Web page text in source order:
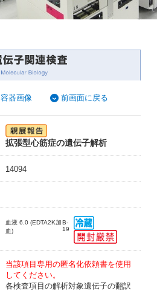
容器画像 前画面に戻る
拡張型心筋症の遺伝子解析
14094
血液 6.0 (EDTA2K加
血)
B-
19
当該項目専用の匿名化依頼書を使用
してください。
各検査項目の解析対象遺伝子の翻訳